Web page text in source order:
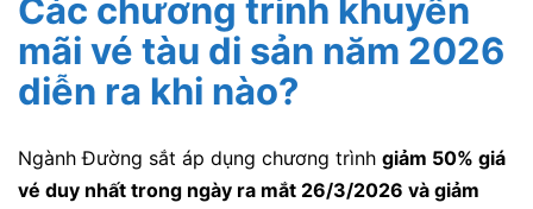
Các chương trình khuyến
mãi vé tàu di sản năm 2026
diễn ra khi nào?
Ngành Đường sắt áp dụng chương trình giảm 50% giá
vé duy nhất trong ngày ra mắt 26/3/2026 và giảm